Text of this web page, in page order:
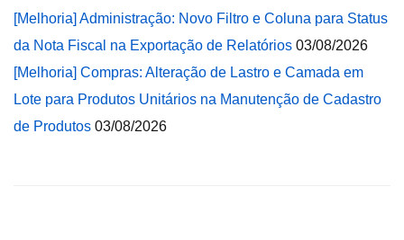
[Melhoria] Administração: Novo Filtro e Coluna para Status
da Nota Fiscal na Exportação de Relatórios 03/08/2026
[Melhoria] Compras: Alteração de Lastro e Camada em
Lote para Produtos Unitários na Manutenção de Cadastro
de Produtos 03/08/2026